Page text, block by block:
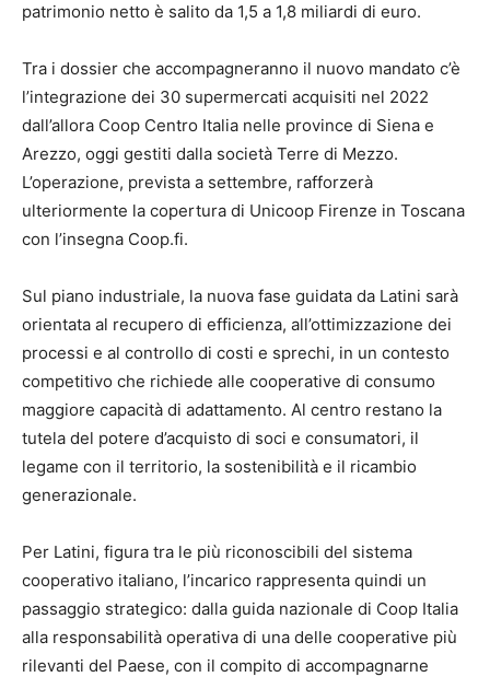
patrimonio netto è salito da 1,5 a 1,8 miliardi di euro.
Tra i dossier che accompagneranno il nuovo mandato c’è
l’integrazione dei 30 supermercati acquisiti nel 2022
dall’allora Coop Centro Italia nelle province di Siena e
Arezzo, oggi gestiti dalla società Terre di Mezzo.
L’operazione, prevista a settembre, rafforzerà
ulteriormente la copertura di Unicoop Firenze in Toscana
con l’insegna Coop.fi.
Sul piano industriale, la nuova fase guidata da Latini sarà
orientata al recupero di efficienza, all’ottimizzazione dei
processi e al controllo di costi e sprechi, in un contesto
competitivo che richiede alle cooperative di consumo
maggiore capacità di adattamento. Al centro restano la
tutela del potere d’acquisto di soci e consumatori, il
legame con il territorio, la sostenibilità e il ricambio
generazionale.
Per Latini, figura tra le più riconoscibili del sistema
cooperativo italiano, l’incarico rappresenta quindi un
passaggio strategico: dalla guida nazionale di Coop Italia
alla responsabilità operativa di una delle cooperative più
rilevanti del Paese, con il compito di accompagnarne